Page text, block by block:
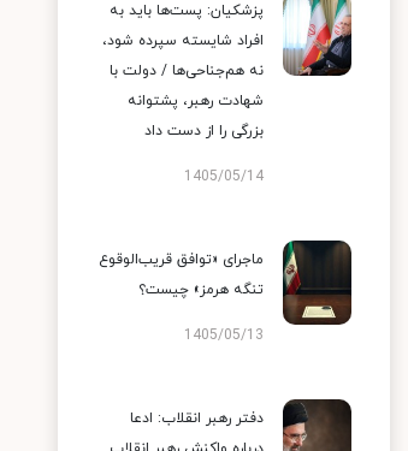
پزشکیان: پست‌ها باید به
افراد شایسته سپرده شود،
نه هم‌جناحی‌ها / دولت با
شهادت رهبر، پشتوانه
بزرگی را از دست داد
1405/05/14
ماجرای «توافق قریب‌الوقوع
تنگه هرمز» چیست؟
1405/05/13
دفتر رهبر انقلاب: ادعا